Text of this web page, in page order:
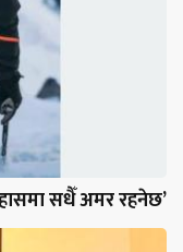
सधैँ अमर रहनेछ’